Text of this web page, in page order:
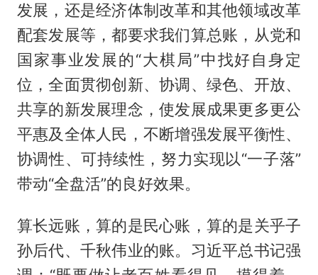
发展，还是经济体制改革和其他领域改革
配套发展等，都要求我们算总账，从党和
国家事业发展的“大棋局”中找好自身定
位，全面贯彻创新、协调、绿色、开放、
共享的新发展理念，使发展成果更多更公
平惠及全体人民，不断增强发展平衡性、
协调性、可持续性，努力实现以“一子落”
带动“全盘活”的良好效果。
算长远账，算的是民心账，算的是关乎子
孙后代、千秋伟业的账。习近平总书记强